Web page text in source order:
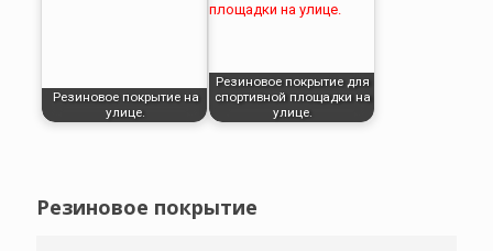
Резиновое покрытие на
улице.
Резиновое покрытие для
спортивной площадки на
улице.
Резиновое покрытие